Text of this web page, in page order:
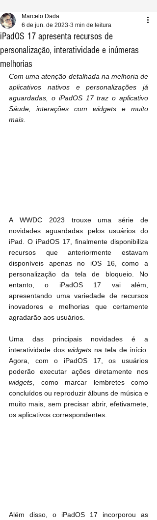
iPadOS 17 apresenta recursos de
personalização, interatividade e inúmeras
melhorias
Marcelo Dada
6 de jun. de 2023 3 min de leitura
Com uma atenção detalhada na melhoria de
aplicativos nativos e personalizações já
aguardadas, o iPadOS 17 traz o aplicativo
Sáude, interações com widgets e muito
mais.
A WWDC 2023 trouxe uma série de
novidades aguardadas pelos usuários do
iPad. O iPadOS 17, finalmente disponibiliza
recursos que anteriormente estavam
disponíveis apenas no iOS 16, como a
personalização da tela de bloqueio. No
entanto, o iPadOS 17 vai além,
apresentando uma variedade de recursos
inovadores e melhorias que certamente
agradarão aos usuários.
Uma das principais novidades é a
interatividade dos widgets na tela de início.
Agora, com o iPadOS 17, os usuários
widgets , como marcar lembretes como
concluídos ou reproduzir álbuns de música e
muito mais, sem precisar abrir, efetivamete,
os aplicativos correspondentes.
Além disso, o iPadOS 17 incorporou as